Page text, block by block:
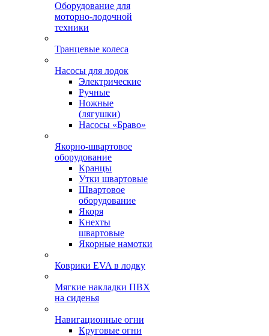
Оборудование для
моторно-лодочной
техники
Транцевые колеса
Насосы для лодок
Электрические
Ручные
Ножные
(лягушки)
Насосы «Браво»
Якорно-швартовое
оборудование
Кранцы
Утки швартовые
Швартовое
оборудование
Якоря
Кнехты
швартовые
Якорные намотки
Коврики EVA в лодку
Мягкие накладки ПВХ
на сиденья
Навигационные огни
Круговые огни